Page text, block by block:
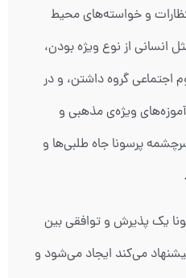
و خواسته‌های محیط
انسانی از نوع ویژه بودن،
اجتماعی گروه داشتن، و در
ویژه‌ی مذهبی و
پرسونا جاه طلبی‌ها و
یک پذیرش و توافقی بین
می‌کند ایجاد می‌شود و